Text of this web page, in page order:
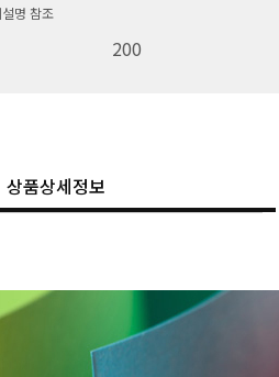
명 참조
200
상품상세정보